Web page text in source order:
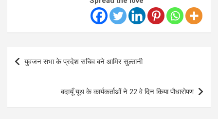
Post
navigation
युवजन सभा के प्रदेश सचिव बने आमिर सुल्तानी
बदायूँ यूथ के कार्यकर्ताओं ने 22 वे दिन किया पौधारोपण